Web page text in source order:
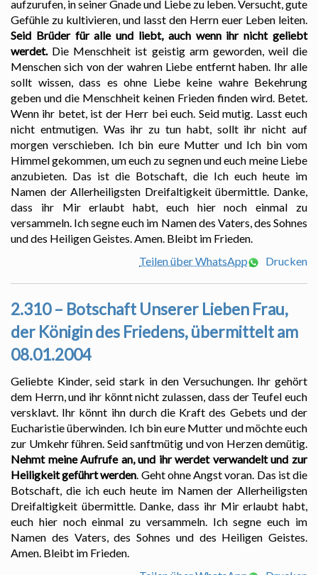
aufzurufen, in seiner Gnade und Liebe zu leben. Versucht, gute
Gefühle zu kultivieren, und lasst den Herrn euer Leben leiten.
Seid Brüder für alle und liebt, auch wenn ihr nicht geliebt
werdet.Die Menschheit ist geistig arm geworden, weil die
Menschen sich von der wahren Liebe entfernt haben. Ihr alle
sollt wissen, dass es ohne Liebe keine wahre Bekehrung
geben und die Menschheit keinen Frieden finden wird. Betet.
Wenn ihr betet, ist der Herr bei euch. Seid mutig. Lasst euch
nicht entmutigen. Was ihr zu tun habt, sollt ihr nicht auf
morgen verschieben. Ich bin eure Mutter und Ich bin vom
Himmel gekommen, um euch zu segnen und euch meine Liebe
anzubieten. Das ist die Botschaft, die Ich euch heute im
Namen der Allerheiligsten Dreifaltigkeit übermittle. Danke,
dass ihr Mir erlaubt habt, euch hier noch einmal zu
versammeln. Ich segne euch im Namen des Vaters, des Sohnes
und des Heiligen Geistes. Amen. Bleibt im Frieden.
Teilen über WhatsApp
Drucken
2.310 – Botschaft Unserer Lieben Frau,
der Königin des Friedens, übermittelt am
08.01.2004
Geliebte Kinder, seid stark in den Versuchungen. Ihr gehört
dem Herrn, und ihr könnt nicht zulassen, dass der Teufel euch
versklavt. Ihr könnt ihn durch die Kraft des Gebets und der
Eucharistie überwinden. Ich bin eure Mutter und möchte euch
zur Umkehr führen. Seid sanftmütig und von Herzen demütig.
Nehmt meine Aufrufe an, und ihr werdet verwandelt und zur
Heiligkeit geführt werden. Geht ohne Angst voran. Das ist die
Botschaft, die ich euch heute im Namen der Allerheiligsten
Dreifaltigkeit übermittle. Danke, dass ihr Mir erlaubt habt,
euch hier noch einmal zu versammeln. Ich segne euch im
Namen des Vaters, des Sohnes und des Heiligen Geistes.
Amen. Bleibt im Frieden.